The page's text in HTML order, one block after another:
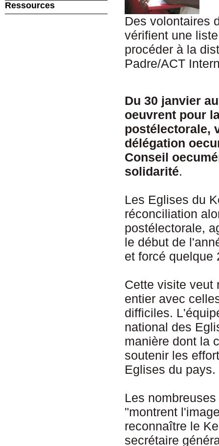
Des volontaires
vérifient une
procéder à la
Padre/ACT
Du 30 janvier
oeuvrent pour
postélectorale,
délégation
Conseil
solidarité.
Les Eglises du
réconciliation
postélectorale,
le début de
et forcé quelque
Cette visite veut
entier avec
difficiles.
national des
manière dont la
soutenir les
Eglises du pays.
Les
"montrent
reconnaître le
secrétaire
Ressources